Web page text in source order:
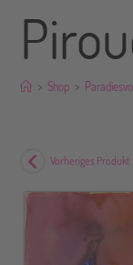
> Shop >
Vorheriges Produkt